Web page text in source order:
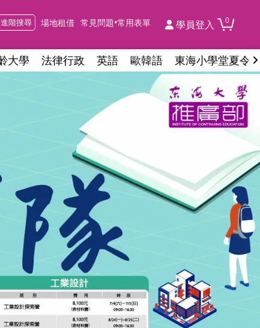
階搜尋 場地租借 常見問題•常用表單 學員登入 0
大學 法律行政 英語 歐韓語 東海小學堂夏令